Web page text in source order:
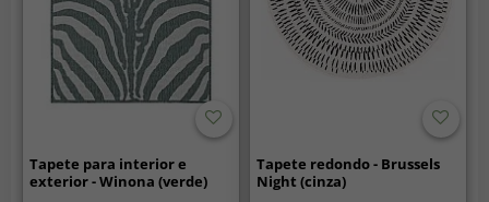
Tapete para interior e
exterior - Winona (verde)
Tapete redondo - Brussels
Night (cinza)